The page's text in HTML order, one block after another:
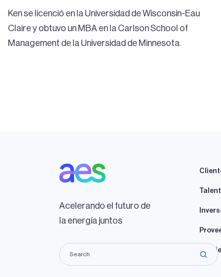
Ken se licenció en la Universidad de Wisconsin-Eau
Claire y obtuvo un MBA en la Carlson School of
Management de la Universidad de Minnesota.
Acelerando el futuro de
la energía juntos